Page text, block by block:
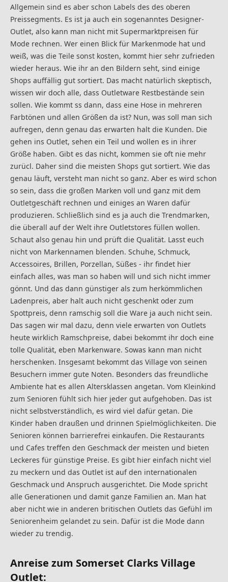
Allgemein sind es aber schon Labels des des oberen
Preissegments. Es ist ja auch ein sogenanntes Designer-
Outlet, also kann man nicht mit Supermarktpreisen für
Mode rechnen. Wer einen Blick für Markenmode hat und
weiß, was die Teile sonst kosten, kommt hier sehr zufrieden
wieder heraus. Wie ihr an den Bildern seht, sind einige
Shops auffällig gut sortiert. Das macht natürlich skeptisch,
wissen wir doch alle, dass Outletware Restbestände sein
sollen. Wie kommt ss dann, dass eine Hose in mehreren
Farbtönen und allen Größen da ist? Nun, was soll man sich
aufregen, denn genau das erwarten halt die Kunden. Die
gehen ins Outlet, sehen ein Teil und wollen es in ihrer
Größe haben. Gibt es das nicht, kommen sie oft nie mehr
zurücl. Daher sind die meisten Shops gut sortiert. Wie das
genau läuft, versteht man nicht so ganz. Aber es wird schon
so sein, dass die großen Marken voll und ganz mit dem
Outletgeschäft rechnen und einiges an Waren dafür
produzieren. Schließlich sind es ja auch die Trendmarken,
die überall auf der Welt ihre Outletstores füllen wollen.
Schaut also genau hin und prüft die Qualität. Lasst euch
nicht von Markennamen blenden. Schuhe, Schmuck,
Accessoires, Brillen, Porzellan, Süßes - ihr findet hier
einfach alles, was man so haben will und sich nicht immer
gönnt. Und das dann günstiger als zum herkömmlichen
Ladenpreis, aber halt auch nicht geschenkt oder zum
Spottpreis, denn ramschig soll die Ware ja auch nicht sein.
Das sagen wir mal dazu, denn viele erwarten von Outlets
heute wirklich Ramschpreise, dabei bekommt ihr doch eine
tolle Qualität, eben Markenware. Sowas kann man nicht
herschenken. Insgesamt bekommt das Village von seinen
Besuchern immer gute Noten. Besonders das freundliche
Ambiente hat es allen Altersklassen angetan. Vom Kleinkind
zum Senioren fühlt sich hier jeder gut aufgehoben. Das ist
nicht selbstverständlich, es wird viel dafür getan. Die
Kinder haben draußen und drinnen Spielmöglichkeiten. Die
Senioren können barrierefrei einkaufen. Die Restaurants
und Cafes treffen den Geschmack der meisten und bieten
Leckeres für günstige Preise. Es gibt hier einfach nicht viel
zu meckern und das Outlet ist auf den internationalen
Geschmack und Anspruch ausgerichtet. Die Mode spricht
alle Generationen und damit ganze Familien an. Man hat
aber nicht wie in anderen britischen Outlets das Gefühl im
Seniorenheim gelandet zu sein. Dafür ist die Mode dann
wieder zu trendig.
Anreise zum Somerset Clarks Village
Outlet: